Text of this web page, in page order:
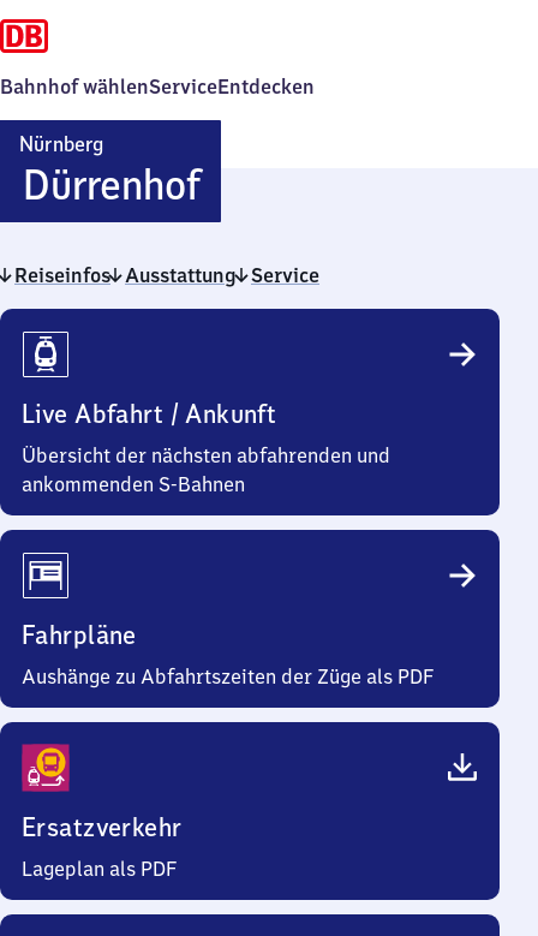
Bahnhof wählenServiceEntdecken
Nürnberg
DürrenhofNürnberg-
Dürrenhof
Reiseinfos Ausstattung Service
Reiseinfos
Live Abfahrt / Ankunft
Übersicht der nächsten abfahrenden und
ankommenden S-Bahnen
Fahrpläne
Aushänge zu Abfahrtszeiten der Züge als PDF
Ersatzverkehr
Lageplan als PDF